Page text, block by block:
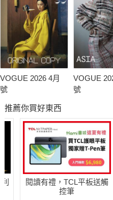
VOGUE 2026 4月
號
VOGUE
號
推薦你買好東西
閱讀有禮，TCL平板送觸
控筆